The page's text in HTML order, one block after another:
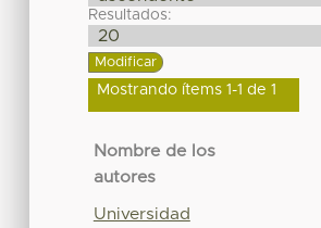
Resultados:
Mostrando ítems 1-1 de 1
Nombre de los
autores
Universidad